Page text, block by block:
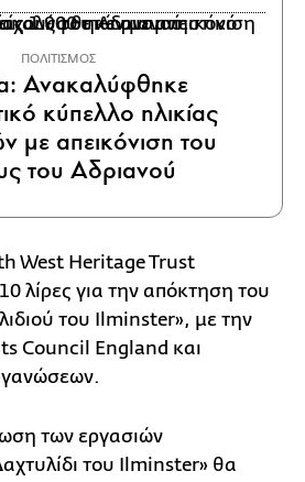
ΠΟΛΙΤΙΣΜΟΣ
Ανακαλύφθηκε
κύπελλο ηλικίας
με απεικόνιση του
του Αδριανού
West Heritage Trust
λίρες για την απόκτηση του
του Ilminster», με την
Council England και
των εργασιών
του Ilminster» θα